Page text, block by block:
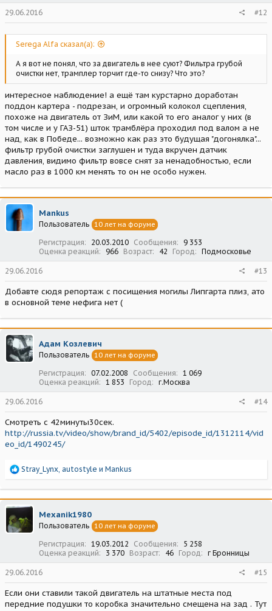
29.06.2016 #12
Serega Alfa сказал(а):
А я вот не понял, что за двигатель в нее суют? Фильтра грубой
очистки нет, трамплер торчит где-то снизу? Что это?
интересное наблюдение! а ещё там курстарно доработан
поддон картера - подрезан, и огромный колокол сцепления,
похоже на двигатель от ЗиМ, или какой то его аналог у них (в
том числе и у ГАЗ-51) шток трамблёра проходил под валом а не
над, как в Победе... возможно как раз это будущая "догонялка"...
фильтр грубой очистки заглушен и туда вкручен датчик
давления, видимо фильтр вовсе снят за ненадобностью, если
масло раз в 1000 км менять то он не особо нужен.
Mankus
Пользователь 10 лет на форуме
Регистрация 20.03.2010 Сообщения
9 353
Оценка реакций
966 Возраст 42 Город Подмосковье
29.06.2016 #13
Добавте сюдя репортаж с посищения могилы Липгарта плиз, ато
в основной теме нефига нет (
Адам Козлевич
Пользователь 10 лет на форуме
Регистрация 07.02.2008 Сообщения
1 069
Оценка реакций
1 853 Город г.Москва
29.06.2016 #14
Смотреть с 42минуты30сек.
http://russia.tv/video/show/brand_id/5402/episode_id/1312114/vid
eo_id/1490245/
Р
а
к
ц
и
и
Stray_Lynx autostyle и Mankus
Mexanik1980
Пользователь 10 лет на форуме
Регистрация 19.03.2012 Сообщения
5 258
Оценка реакций
3 370 Возраст 46 Город г Бронницы
29.06.2016 #15
Если они ставили такой двигатель на штатные места под
передние подушки то коробка значительно смещена на зад . Тут